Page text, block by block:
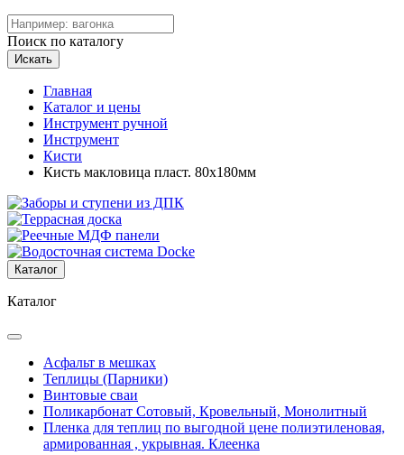
Поиск по каталогу
Искать
Главная
Каталог и цены
Инструмент ручной
Инструмент
Кисти
Кисть макловица пласт. 80х180мм
Каталог
Каталог
Асфальт в мешках
Теплицы (Парники)
Винтовые сваи
Поликарбонат Сотовый, Кровельный, Монолитный
Пленка для теплиц по выгодной цене полиэтиленовая,
армированная , укрывная. Клеенка